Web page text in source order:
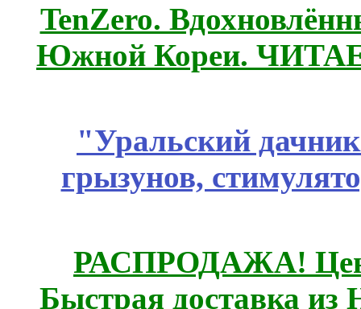
TenZero.
Южной Кореи.
"Уральский
грызунов,
РАСПРОДАЖА!
Быстрая доставка из